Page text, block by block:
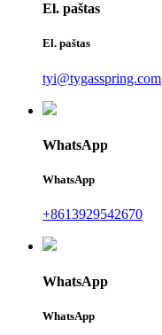
El. paštas
El. paštas
tyi@tygasspring.com
WhatsApp
WhatsApp
+8613929542670
WhatsApp
WhatsApp